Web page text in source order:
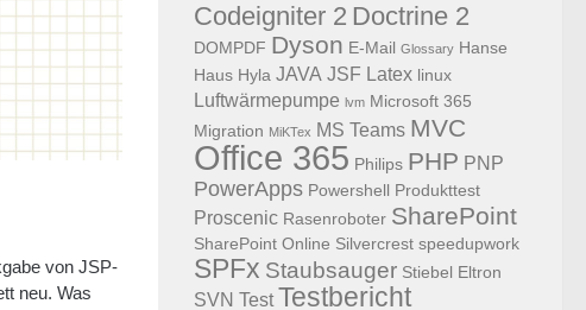
von JSP-
neu. Was
Codeigniter 2 Doctrine 2
DOMPDF Dyson E-Mail Glossary Hanse
Haus Hyla JAVA JSF Latex linux
Luftwärmepumpe lvm Microsoft 365
Migration MiKTex MS Teams MVC
Office 365 Philips PHP PNP
PowerApps Powershell Produkttest
Proscenic Rasenroboter SharePoint
SharePoint Online Silvercrest speedupwork
SPFx Staubsauger Stiebel Eltron
SVN Test Testbericht